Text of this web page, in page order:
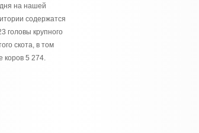
на нашей
содержатся
головы крупного
скота, в том
коров 5 274.